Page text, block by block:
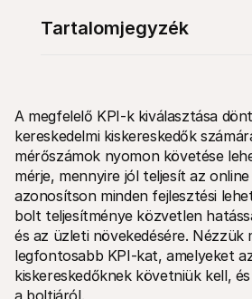
Technikai erőforrások
Fejlesztői portál
Fedezd fel a fejlesztői erőforrásokat
Könyvtárak
Integráld a Mollie-t az azonnal
Discord közösség
Csatlakozz a fejlesztői
A Mollie-ról
Árazás
Tekintsd meg a díjszabásunkat
Rólunk
A megfelelő KPI-k kiválasztása
kereskedelmi kiskereskedők
mérőszámok nyomon követése
mérje, mennyire jól teljesít az
azonosítson minden fejlesztési
bolt teljesítménye közvetlen
és az üzleti növekedésére. Nézzük
legfontosabb KPI-kat, amelyeket
kiskereskedőknek követniük kell,
a boltjáról.
Tartalomjegyzék